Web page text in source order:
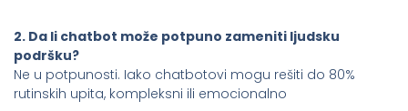
2. Da li chatbot može potpuno zameniti ljudsku
podršku?
Ne u potpunosti. Iako chatbotovi mogu rešiti do 80%
rutinskih upita, kompleksni ili emocionalno